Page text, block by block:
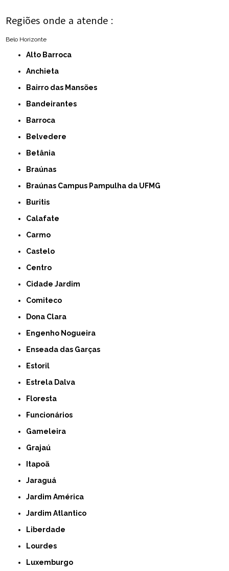
Regiões onde a atende :
Belo Horizonte
Alto Barroca
Anchieta
Bairro das Mansões
Bandeirantes
Barroca
Belvedere
Betânia
Braúnas
Braúnas Campus Pampulha da UFMG
Buritis
Calafate
Carmo
Castelo
Centro
Cidade Jardim
Comiteco
Dona Clara
Engenho Nogueira
Enseada das Garças
Estoril
Estrela Dalva
Floresta
Funcionários
Gameleira
Grajaú
Itapoã
Jaraguá
Jardim América
Jardim Atlantico
Liberdade
Lourdes
Luxemburgo